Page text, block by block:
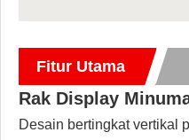
Fitur Utama
Rak Display
Desain bertingkat vertikal